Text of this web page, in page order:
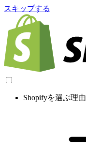
スキップする
Shopifyを選ぶ理由